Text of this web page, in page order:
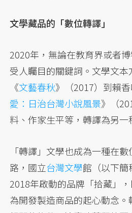
文學藏品的「數位轉譯」
2020年，無論在教育界或者
受人矚目的關鍵詞。文學文
《文藝春秋》（2017）到賴
愛：日治台灣小說風景》（
料、作家生平等，轉譯為另一
「轉譯」文學也成為一種在
路，國立台灣文學館（以下
2018年啟動的品牌「拾藏」
為開發製造商品的起心動念